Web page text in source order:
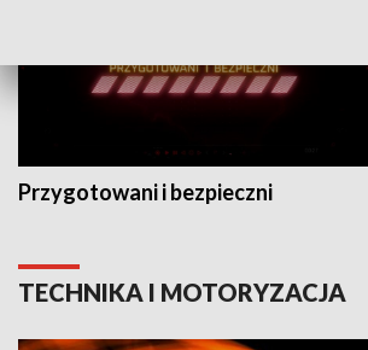
Przygotowani i bezpieczni
TECHNIKA I MOTORYZACJA